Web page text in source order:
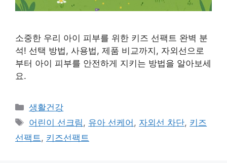
소중한 우리 아이 피부를 위한 키즈 선팩트 완벽 분
석! 선택 방법, 사용법, 제품 비교까지, 자외선으로
부터 아이 피부를 안전하게 지키는 방법을 알아보세
요.
Categories
생활건강
Tags
어린이 선크림, 유아 선케어 , 자외선 차단, 키즈
선팩트, 키즈선팩트